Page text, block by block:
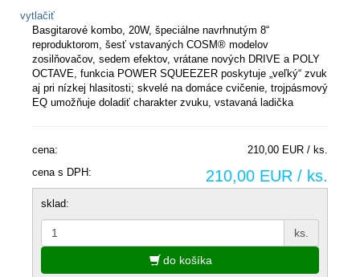
vytlačiť
Basgitarové kombo, 20W, špeciálne navrhnutým 8“
reproduktorom, šesť vstavaných COSM® modelov
zosilňovačov, sedem efektov, vrátane nových DRIVE a POLY
OCTAVE, funkcia POWER SQUEEZER poskytuje „veľký“ zvuk
aj pri nízkej hlasitosti; skvelé na domáce cvičenie, trojpásmový
EQ umožňuje doladiť charakter zvuku, vstavaná ladička
cena:
210,00 EUR / ks.
cena s DPH:
210,00 EUR / ks.
sklad:
ks.
do košíka